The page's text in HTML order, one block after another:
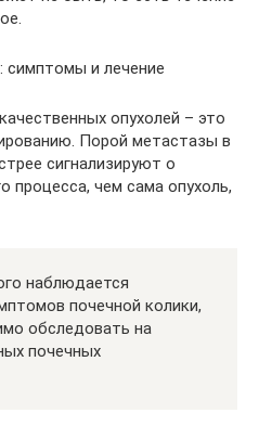
симптомы и лечение
опухолей – это
Порой метастазы в
сигнализируют о
процесса, чем сама опухоль,
наблюдается
почечной колики,
обследовать на
почечных